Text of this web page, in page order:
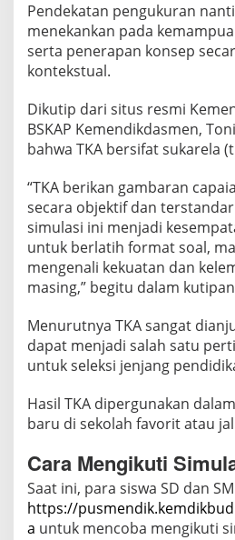
Pendekatan pengukuran
menekankan pada
serta penerapan konsep
kontekstual.
Dikutip dari situs resmi
BSKAP Kemendikdasmen,
bahwa TKA bersifat sukarela
“TKA berikan gambaran
secara objektif dan
simulasi ini menjadi
untuk berlatih format soal,
mengenali kekuatan dan
masing,” begitu dalam
Menurutnya TKA sangat
dapat menjadi salah satu
untuk seleksi jenjang
Hasil TKA dipergunakan
baru di sekolah favorit atau
Cara Mengikuti
Saat ini, para siswa SD dan
https://
a untuk mencoba mengikuti